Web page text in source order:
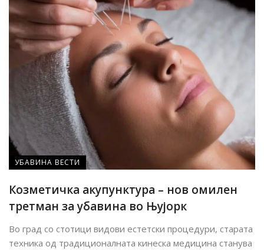
УБАВИНА ВЕСТИ
Козметичка акупунктура – нов омилен
третман за убавина во Њујорк
Во град со стотици видови естетски процедури, старата
техника од традиционалната кинеска медицина станува